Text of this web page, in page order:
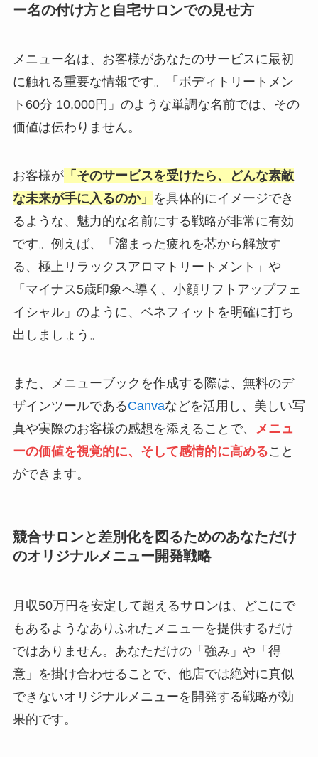
ー名の付け方と自宅サロンでの見せ方
メニュー名は、お客様があなたのサービスに最初
に触れる重要な情報です。「ボディトリートメン
ト60分 10,000円」のような単調な名前では、その
価値は伝わりません。
お客様が「そのサービスを受けたら、どんな素敵
な未来が手に入るのか」 を具体的にイメージでき
るような、魅力的な名前にする戦略が非常に有効
です。例えば、「溜まった疲れを芯から解放す
る、極上リラックスアロマトリートメント」や
「マイナス5歳印象へ導く、小顔リフトアップフェ
イシャル」のように、ベネフィットを明確に打ち
出しましょう。
また、メニューブックを作成する際は、無料のデ
ザインツールであるCanvaなどを活用し、美しい写
真や実際のお客様の感想を添えることで、 メニュ
ーの価値を視覚的に、そして感情的に高めること
ができます。
競合サロンと差別化を図るためのあなただけ
のオリジナルメニュー開発戦略
月収50万円を安定して超えるサロンは、どこにで
もあるようなありふれたメニューを提供するだけ
ではありません。あなただけの「強み」や「得
意」を掛け合わせることで、他店では絶対に真似
できないオリジナルメニューを開発する戦略が効
果的です。